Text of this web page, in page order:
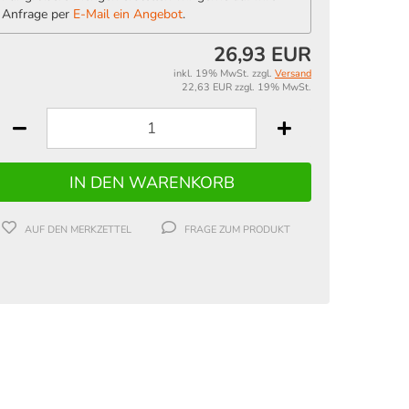
Anfrage per E-Mail ein Angebot.
26,93 EUR
inkl. 19% MwSt. zzgl. Versand
22,63 EUR zzgl. 19% MwSt.
AUF DEN MERKZETTEL FRAGE ZUM PRODUKT